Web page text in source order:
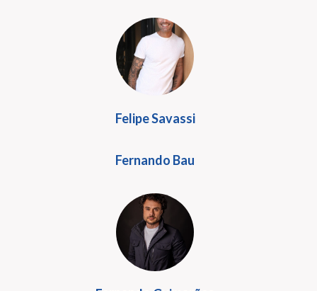
Felipe Savassi
Fernando Bau